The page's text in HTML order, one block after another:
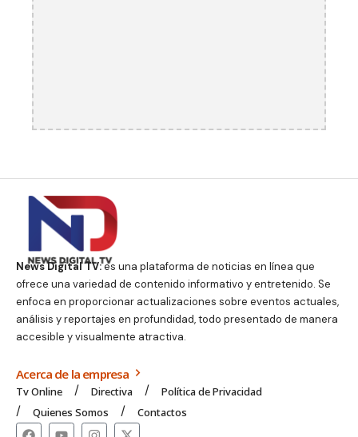
News Digital TV:es una plataforma de noticias en línea que
ofrece una variedad de contenido informativo y entretenido. Se
enfoca en proporcionar actualizaciones sobre eventos actuales,
análisis y reportajes en profundidad, todo presentado de manera
accesible y visualmente atractiva.
Acerca de la empresa
Tv Online Directiva
Política de Privacidad
Quienes Somos
Contactos